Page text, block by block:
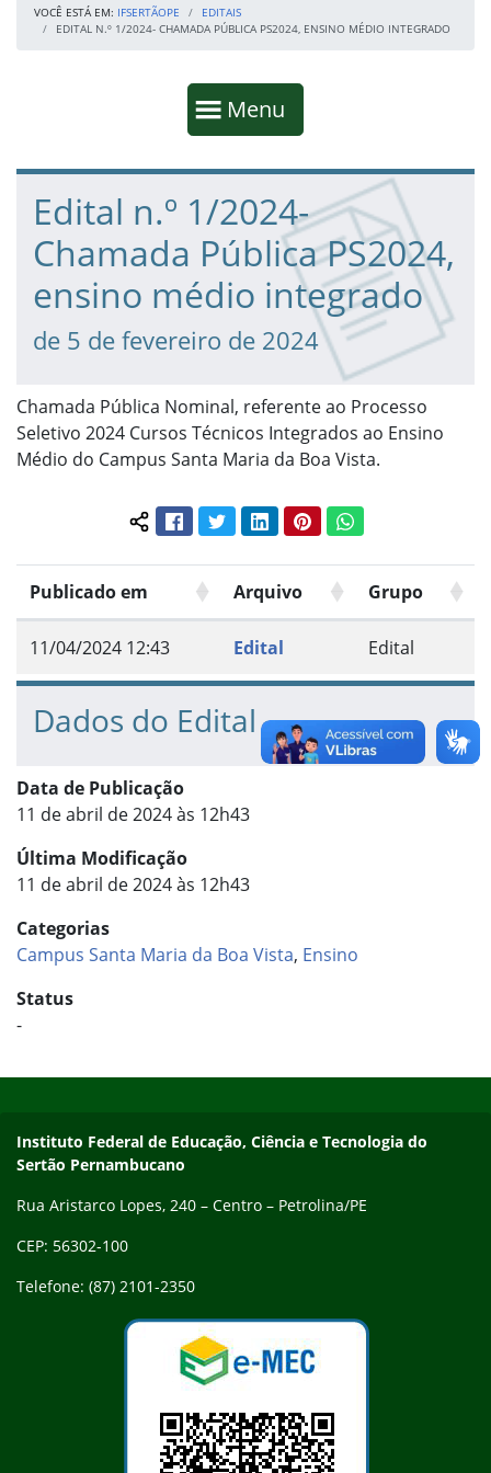
VOCÊ ESTÁ EM: IFSERTÃOPE
EDITAIS
EDITAL N.º 1/2024- CHAMADA PÚBLICA PS2024, ENSINO MÉDIO INTEGRADO
Mostrar
Menu
Fim da navegação
Início do conteúdo
Edital n.º 1/2024-
Chamada Pública PS2024,
ensino médio integrado
de 5 de fevereiro de 2024
Chamada Pública Nominal, referente ao Processo
Seletivo 2024 Cursos Técnicos Integrados ao Ensino
Médio do Campus Santa Maria da Boa Vista.
Compartilhar conteúdo:
FacebookTwitterLinkedInPinterestWhatsApp
Publicado em Arquivo Grupo
11/04/2024 12:43 Edital Edital
Dados do Edital
Data de Publicação
11 de abril de 2024 às 12h43
Última Modificação
11 de abril de 2024 às 12h43
Categorias
Campus Santa Maria da Boa Vista, Ensino
Status
-
Endereço
Instituto Federal de Educação, Ciência e Tecnologia do
Sertão Pernambucano
Rua Aristarco Lopes, 240 – Centro – Petrolina/PE
CEP: 56302-100
Telefone: (87) 2101-2350